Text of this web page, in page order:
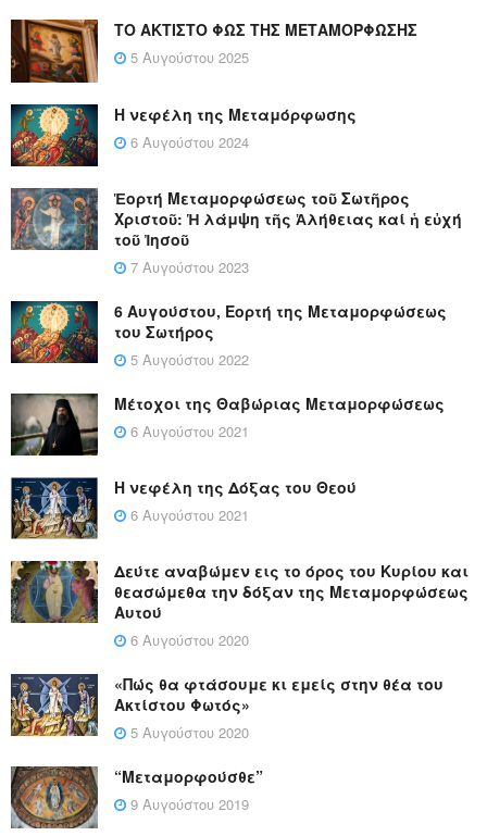
ΤΟ ΑΚΤΙΣΤΟ ΦΩΣ ΤΗΣ ΜΕΤΑΜΟΡΦΩΣΗΣ
5 Αυγούστου 2025
Η νεφέλη της Μεταμόρφωσης
6 Αυγούστου 2024
Ἑορτή Μεταμορφώσεως τοῦ Σωτῆρος
Χριστοῦ: Ἡ λάμψη τῆς Ἀλήθειας καί ἡ εὐχή
τοῦ Ἰησοῦ
7 Αυγούστου 2023
6 Αυγούστου, Εορτή της Μεταμορφώσεως
του Σωτήρος
5 Αυγούστου 2022
Μέτοχοι της Θαβώριας Μεταμορφώσεως
6 Αυγούστου 2021
Η νεφέλη της Δόξας του Θεού
6 Αυγούστου 2021
Δεύτε αναβώμεν εις το όρος του Κυρίου και
θεασώμεθα την δόξαν της Μεταμορφώσεως
Αυτού
6 Αυγούστου 2020
«Πώς θα φτάσουμε κι εμείς στην θέα του
Ακτίστου Φωτός»
5 Αυγούστου 2020
“Μεταμορφούσθε”
9 Αυγούστου 2019